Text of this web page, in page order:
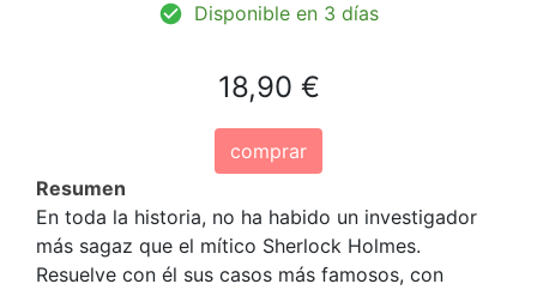
Disponible en 3 días
18,90 €
comprar
Resumen
En toda la historia, no ha habido un investigador
más sagaz que el mítico Sherlock Holmes.
Resuelve con él sus casos más famosos, con